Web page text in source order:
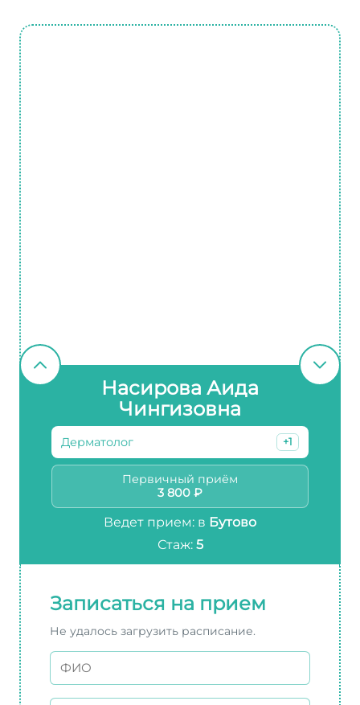
Насирова Аида
Чингизовна
Дерматолог +1
Первичный приём
3 800 ₽
Ведет прием: в Бутово
Стаж: 5
Записаться на прием
Не удалось загрузить расписание.